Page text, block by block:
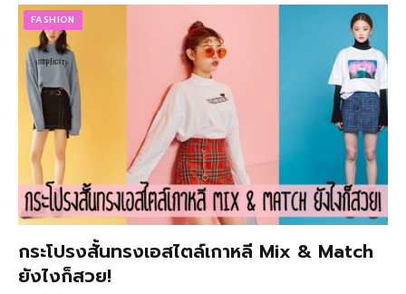
FASHION
กระโปรงสั้นทรงเอสไตล์เกาหลี Mix & Match
ยังไงก็สวย!